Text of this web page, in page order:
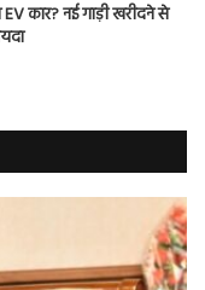
कार? नई गाड़ी खरीदने से